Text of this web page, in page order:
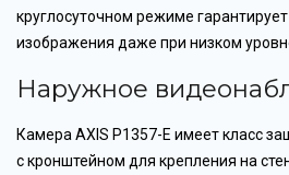
круглосуточном режиме
изображения даже при низком
Наружное
Камера AXIS P1357-E имеет класс
с кронштейном для крепления на